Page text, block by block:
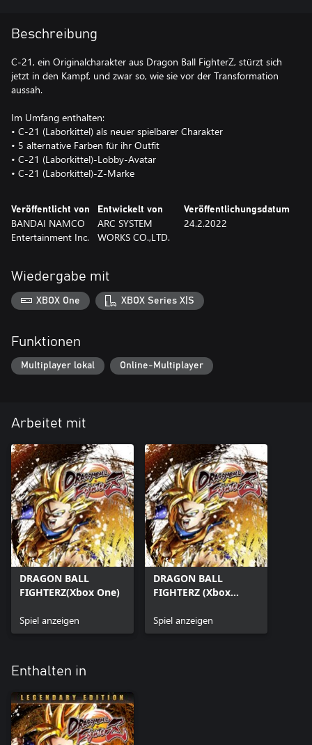
Beschreibung
C-21, ein Originalcharakter aus Dragon Ball FighterZ, stürzt sich
jetzt in den Kampf, und zwar so, wie sie vor der Transformation
aussah.
Im Umfang enthalten:
• C-21 (Laborkittel) als neuer spielbarer Charakter
• 5 alternative Farben für ihr Outfit
• C-21 (Laborkittel)-Lobby-Avatar
• C-21 (Laborkittel)-Z-Marke
Veröffentlicht von
BANDAI NAMCO
Entertainment Inc.
Entwickelt von
ARC SYSTEM
WORKS CO.,LTD.
Veröffentlichungsdatum
24.2.2022
Wiedergabe mit
XBOX One XBOX Series X|S
Funktionen
Multiplayer lokal Online-Multiplayer
Arbeitet mit
DRAGON BALL
FIGHTERZ(Xbox One)
Spiel anzeigen
DRAGON BALL
FIGHTERZ (Xbox
Spiel anzeigen
Enthalten in